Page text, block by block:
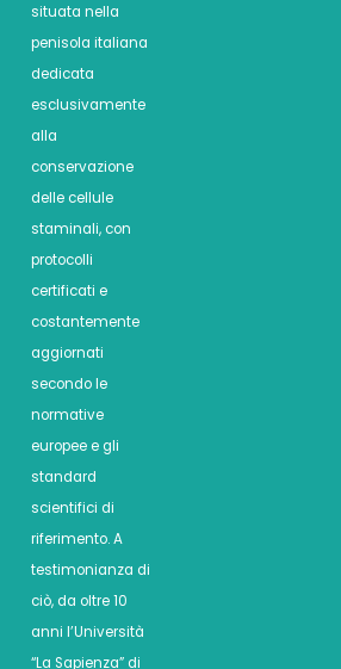
situata nella
penisola italiana
dedicata
esclusivamente
alla
conservazione
delle cellule
staminali, con
protocolli
certificati e
costantemente
aggiornati
secondo le
normative
europee e gli
standard
scientifici di
riferimento. A
testimonianza di
ciò, da oltre 10
anni l’Università
“La Sapienza” di